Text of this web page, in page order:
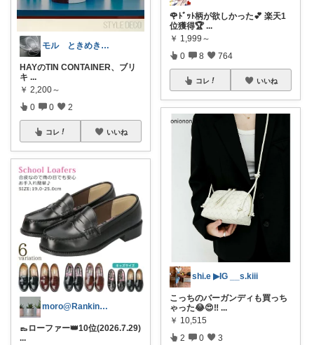
モル ときめきな暮らし
HAYのTIN CONTAINER、ブリ
キ ...
￥ 2,200～
0 0 2
コレ いいね
moro@Ranking ROOM
👞ローファー👑10位(2026.7.29)
...
🌹ﾄﾞｯﾄ柄が欲しかった💕 楽天1
位獲得🏆 ...
￥ 1,999～
0 8 764
コレ いいね
shi.e ▶︎IG __s.kiii
こっちのバーガンディも買っち
ゃった😂😍‼️ ...
￥ 10,515
2 0 3